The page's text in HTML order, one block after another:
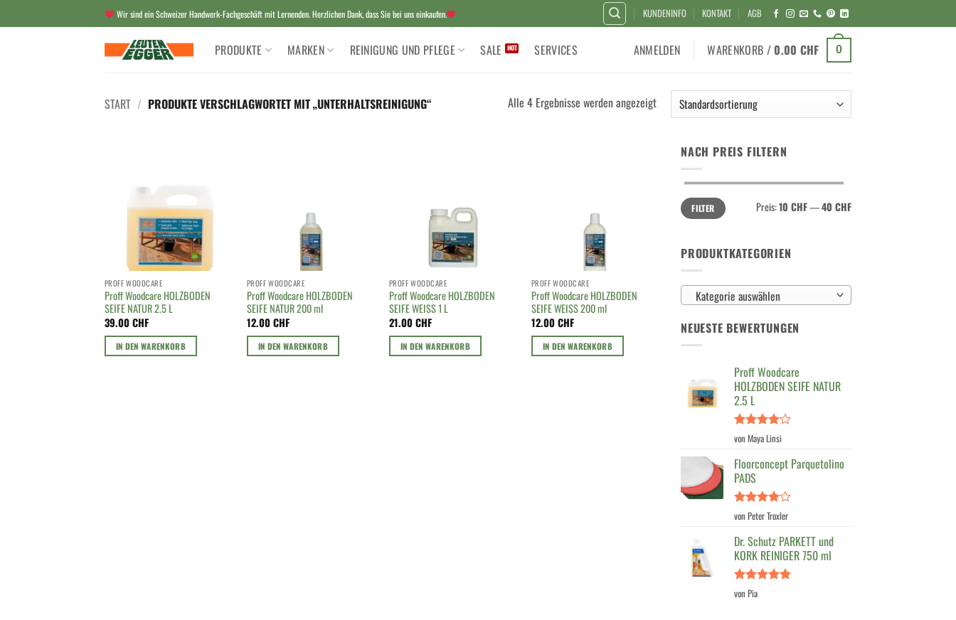
Inhalt
Wir sind ein Schweizer Handwerk-Fachgeschäft mit Lernenden. Herzlichen Dank, dass Sie bei uns einkaufen. KUNDENINFO KONTAKT AGB
PRODUKTE MARKEN REINIGUNG UND PFLEGE SALE SERVICES ANMELDEN WARENKORB / 0.00 CHF 0
START / PRODUKTE VERSCHLAGWORTET MIT „UNTERHALTSREINIGUNG“ Alle 4 Ergebnisse werden angezeigt
PROFF WOODCARE
Proff Woodcare HOLZBODEN
SEIFE NATUR 2.5 L
39.00CHF
IN DEN WARENKORB
PROFF WOODCARE
Proff Woodcare HOLZBODEN
SEIFE NATUR 200 ml
12.00CHF
IN DEN WARENKORB
PROFF WOODCARE
Proff Woodcare HOLZBODEN
SEIFE WEISS 1 L
21.00CHF
IN DEN WARENKORB
PROFF WOODCARE
Proff Woodcare HOLZBODEN
SEIFE WEISS 200 ml
12.00CHF
IN DEN WARENKORB
NACH PREIS FILTERN
Min.
Preis
Max.
PreisFILTER Preis:10 CHF—40 CHF
PRODUKTKATEGORIEN
Kategorie auswählen
NEUESTE BEWERTUNGEN
Proff Woodcare
HOLZBODEN SEIFE NATUR
2.5 L
Bewertet
4
von 5
von Maya Linsi
Floorconcept Parquetolino
PADS
Bewertet
von 5
von Peter Troxler
Dr. Schutz PARKETT und
KORK REINIGER 750 ml
Bewertet
von Pia